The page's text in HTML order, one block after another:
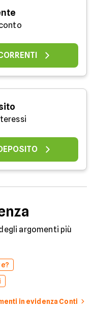
argomenti più
in evidenza Conti